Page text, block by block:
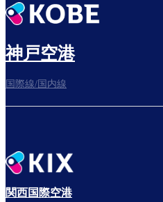
神戸空港
国際線/国内線
関西国際空港